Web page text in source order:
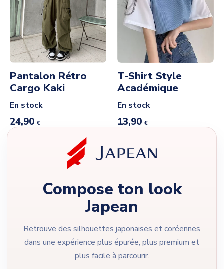
Pantalon Rétro
Cargo Kaki
En stock
24,90 €
T-Shirt Style
Académique
En stock
13,90 €
Compose ton look
Japean
Retrouve des silhouettes japonaises et coréennes
dans une expérience plus épurée, plus premium et
plus facile à parcourir.